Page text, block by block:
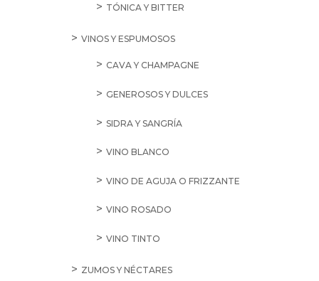
TÓNICA Y BITTER
VINOS Y ESPUMOSOS
CAVA Y CHAMPAGNE
GENEROSOS Y DULCES
SIDRA Y SANGRÍA
VINO BLANCO
VINO DE AGUJA O FRIZZANTE
VINO ROSADO
VINO TINTO
ZUMOS Y NÉCTARES